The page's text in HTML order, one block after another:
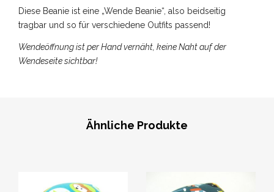
Diese Beanie ist eine „Wende Beanie“, also beidseitig
tragbar und so für verschiedene Outfits passend!
Wendeöffnung ist per Hand vernäht, keine Naht auf der
Wendeseite sichtbar!
Ähnliche Produkte